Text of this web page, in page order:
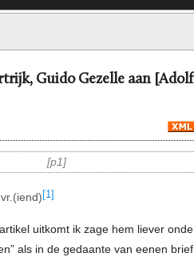
Guido Gezelle aan [Adolf
p1
[1]
uitkomt ik zage hem liever
als in de gedaante van eenen